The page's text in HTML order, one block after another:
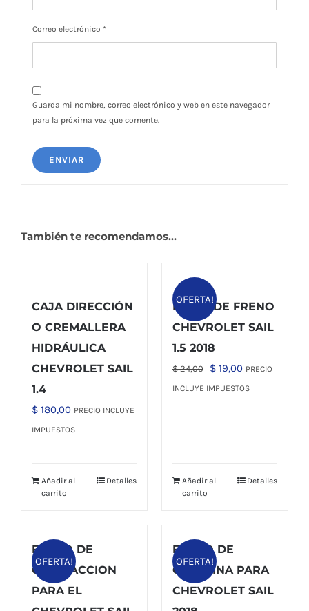
Correo electrónico *
Guarda mi nombre, correo electrónico y web en este navegador
para la próxima vez que comente.
También te recomendamos…
CAJA DIRECCIÓN
O CREMALLERA
HIDRÁULICA
CHEVROLET SAIL
1.4
$ 180,00 PRECIO INCLUYE
IMPUESTOS
Añadir al
carrito
Detalles
OFERTA!
DISCO DE FRENO
CHEVROLET SAIL
1.5 2018
$24,00
El
precio
$ 19,00El
precio
PRECIO
INCLUYE IMPUESTOS
Añadir al
carrito
Detalles
OFERTA!
FILTRO DE
CALEFACCION
PARA EL
OFERTA!
FILTRO DE
GASOLINA PARA
CHEVROLET SAIL